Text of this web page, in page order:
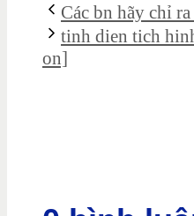
Các bn hãy chỉ
tinh dien tich
on]